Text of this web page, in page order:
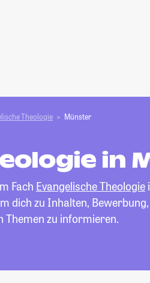
Theologie Münster
in
Fach Evangelische Theologie
dich zu Inhalten,
Themen zu informieren.